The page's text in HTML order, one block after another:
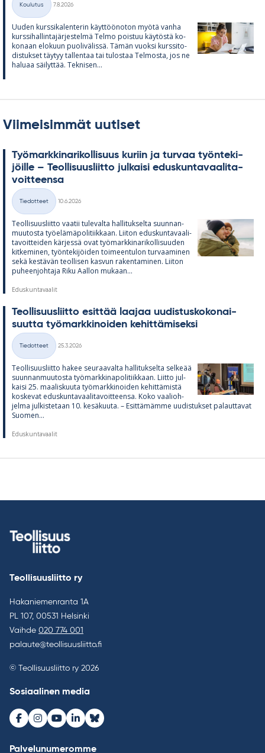
Kategoriat
Koulutus
7.8.2026
Uu­den kurs­si­ka­len­te­rin käyt­töö­no­ton myötä vanha
kurs­si­hal­lin­ta­jär­jes­telmä Telmo pois­tuu käy­töstä ko­
ko­naan elo­kuun puo­li­vä­lissä. Tä­män vuoksi kurs­si­to­
dis­tuk­set täy­tyy tal­len­taa tai tu­los­taa Tel­mosta, jos ne
ha­luaa säi­lyt­tää. Tek­ni­sen...
Viimeisimmät uutiset
Työ­mark­ki­na­ri­kol­li­suus ku­riin ja tur­vaa työn­te­ki­
jöille – Teol­li­suus­liitto jul­kaisi edus­kun­ta­vaa­li­ta­
voit­teensa
Kategoriat
Tiedotteet
10.6.2026
Teol­li­suus­liitto vaa­tii tu­le­valta hal­li­tuk­selta suun­nan­
muu­tosta työ­elä­mä­po­li­tiik­kaan. Lii­ton edus­kun­ta­vaa­li­
ta­voit­tei­den kär­jessä ovat työ­mark­ki­na­ri­kol­li­suu­den
kit­ke­mi­nen, työn­te­ki­jöi­den toi­meen­tu­lon tur­vaa­mi­nen
sekä kes­tä­vän teol­li­sen kas­vun ra­ken­ta­mi­nen. Lii­ton
pu­heen­joh­taja Riku Aal­lon mu­kaan...
Eduskuntavaalit
Teol­li­suus­liitto esit­tää laa­jaa uu­dis­tus­ko­ko­nai­
suutta työ­mark­ki­noi­den ke­hit­tä­mi­seksi
Kategoriat
Tiedotteet
25.3.2026
Teol­li­suus­liitto ha­kee seu­raa­valta hal­li­tuk­selta sel­keää
suun­nan­muu­tosta työ­mark­ki­na­po­li­tiik­kaan. Liitto jul­
kaisi 25. maa­lis­kuuta työ­mark­ki­noi­den ke­hit­tä­mistä
kos­ke­vat edus­kun­ta­vaa­li­ta­voit­teensa. Koko vaa­lioh­
jelma jul­kis­te­taan 10. ke­sä­kuuta. – Esit­tä­mämme uu­dis­tuk­set pa­laut­ta­vat
Suo­men...
Eduskuntavaalit
Teollisuusliitto ry
Hakaniemenranta 1A
PL 107, 00531 Helsinki
Vaihde 020 774 001
palaute@teollisuusliitto.fi
© Teollisuusliitto ry 2026
Sosiaalinen media
Facebook
Instagram
Youtube
LinkedInBluesky
Palvelunumeromme